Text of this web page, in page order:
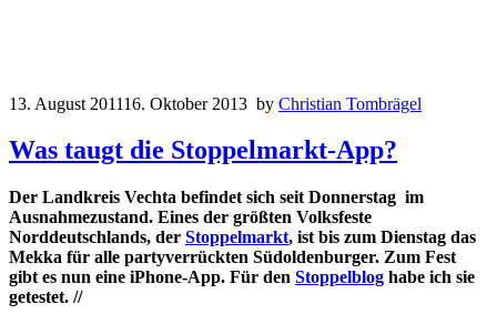
13. August 201116. Oktober 2013 by Christian Tombrägel
Was taugt die Stoppelmarkt-App?
Der Landkreis Vechta befindet sich seit Donnerstag im
Ausnahmezustand. Eines der größten Volksfeste
Norddeutschlands, der Stoppelmarkt, ist bis zum Dienstag das
Mekka für alle partyverrückten Südoldenburger. Zum Fest
gibt es nun eine iPhone-App. Für den Stoppelblog habe ich sie
getestet. //